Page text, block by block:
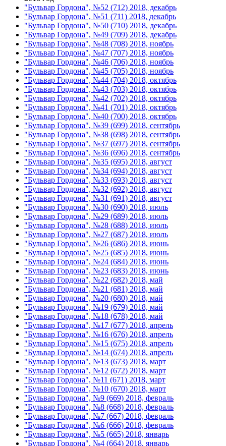
"Бульвар Гордона", №52 (712) 2018, декабрь
"Бульвар Гордона", №51 (711) 2018, декабрь
"Бульвар Гордона", №50 (710) 2018, декабрь
"Бульвар Гордона", №49 (709) 2018, декабрь
"Бульвар Гордона", №48 (708) 2018, ноябрь
"Бульвар Гордона", №47 (707) 2018, ноябрь
"Бульвар Гордона", №46 (706) 2018, ноябрь
"Бульвар Гордона", №45 (705) 2018, ноябрь
"Бульвар Гордона", №44 (704) 2018, октябрь
"Бульвар Гордона", №43 (703) 2018, октябрь
"Бульвар Гордона", №42 (702) 2018, октябрь
"Бульвар Гордона", №41 (701) 2018, октябрь
"Бульвар Гордона", №40 (700) 2018, октябрь
"Бульвар Гордона", №39 (699) 2018, сентябрь
"Бульвар Гордона", №38 (698) 2018, сентябрь
"Бульвар Гордона", №37 (697) 2018, сентябрь
"Бульвар Гордона", №36 (696) 2018, сентябрь
"Бульвар Гордона", №35 (695) 2018, август
"Бульвар Гордона", №34 (694) 2018, август
"Бульвар Гордона", №33 (693) 2018, август
"Бульвар Гордона", №32 (692) 2018, август
"Бульвар Гордона", №31 (691) 2018, август
"Бульвар Гордона", №30 (690) 2018, июль
"Бульвар Гордона", №29 (689) 2018, июль
"Бульвар Гордона", №28 (688) 2018, июль
"Бульвар Гордона", №27 (687) 2018, июль
"Бульвар Гордона", №26 (686) 2018, июнь
"Бульвар Гордона", №25 (685) 2018, июнь
"Бульвар Гордона", №24 (684) 2018, июнь
"Бульвар Гордона", №23 (683) 2018, июнь
"Бульвар Гордона", №22 (682) 2018, май
"Бульвар Гордона", №21 (681) 2018, май
"Бульвар Гордона", №20 (680) 2018, май
"Бульвар Гордона", №19 (679) 2018, май
"Бульвар Гордона", №18 (678) 2018, май
"Бульвар Гордона", №17 (677) 2018, апрель
"Бульвар Гордона", №16 (676) 2018, апрель
"Бульвар Гордона", №15 (675) 2018, апрель
"Бульвар Гордона", №14 (674) 2018, апрель
"Бульвар Гордона", №13 (673) 2018, март
"Бульвар Гордона", №12 (672) 2018, март
"Бульвар Гордона", №11 (671) 2018, март
"Бульвар Гордона", №10 (670) 2018, март
"Бульвар Гордона", №9 (669) 2018, февраль
"Бульвар Гордона", №8 (668) 2018, февраль
"Бульвар Гордона", №7 (667) 2018, февраль
"Бульвар Гордона", №6 (666) 2018, февраль
"Бульвар Гордона", №5 (665) 2018, январь
"Бульвар Гордона", №4 (664) 2018, январь